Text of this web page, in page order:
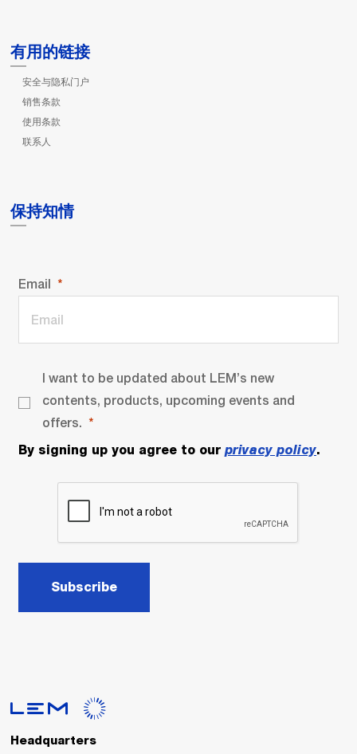
有用的链接
安全与隐私门户
销售条款
使用条款
联系人
保持知情
Email
I want to be updated about LEM’s new
contents, products, upcoming events and
offers.
By signing up you agree to our privacy policy.
Subscribe
Headquarters